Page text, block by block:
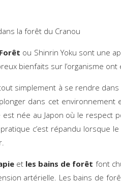
la forêt du Cranou
ou Shinrin Yoku sont une
bienfaits sur l’organisme ont
simplement à se rendre
plonger dans cet
est née au Japon où le respect
c’est répandu lorsque
etles bains de forêt font
artérielle. Les bains de